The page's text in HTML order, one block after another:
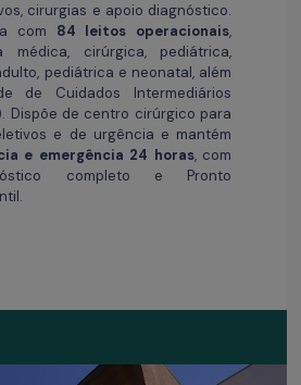
cirurgias e apoio diagnóstico.
com 84 leitos operacionais,
médica, cirúrgica, pediátrica,
pediátrica e neonatal, além
de Cuidados Intermediários
Dispõe de centro cirúrgico para
e de urgência e mantém
e emergência 24 horas, com
completo e Pronto